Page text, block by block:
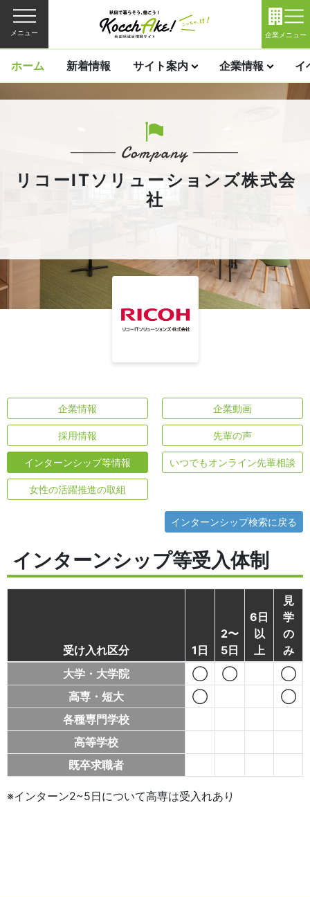
メニュー 企業メニュー
ホーム 新着情報 サイト案内 企業情報 イ
リコーITソリューションズ株式会
社
企業情報 企業動画
採用情報 先輩の声
インターンシップ等情報 いつでもオンライン先輩相談
女性の活躍推進の取組
インターンシップ検索に戻る
インターンシップ等受入体制
受け入れ区分 1日
2〜
5日
6日
以
上
見
学
の
み
大学・大学院
◯ ◯
◯
高専・短大
◯
◯
各種専門学校
高等学校
既卒求職者
※インターン2~5日について高専は受入れあり